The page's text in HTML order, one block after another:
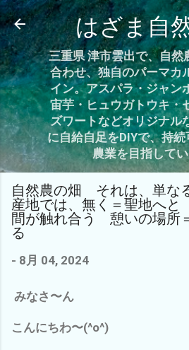
スキップしてメイン コ
はざま自
三重県 津市雲出で、自然
合わせ、独自のパーマカ
イン。アスパラ・ジャン
宙芋・ヒュウガトウキ・
ズワートなどオリジナル
に自給自足をDIYで、持
農業を目指して
自然農の畑 それは、単な
産地では、無く＝聖地へ
間が触れ合う 憩いの場所
る
- 8月 04, 2024
みなさ〜ん
こんにちわ〜(^o^)